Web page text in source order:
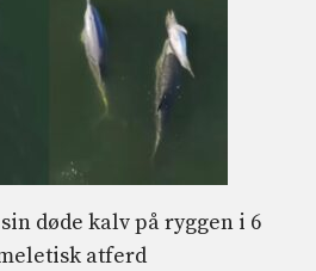
døde kalv på ryggen i 6
atferd